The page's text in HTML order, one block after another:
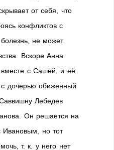
от себя, что
конфликтов с
не может
Вскоре Анна
вместе с Сашей, и её
дочерью обиженный
Лебедев
Он решается на
Ивановым, но тот
т. к. у него нет